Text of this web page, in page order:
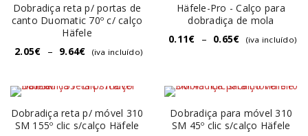
Dobradiça reta p/ portas de
canto Duomatic 70º c/ calço
Häfele
2.05€ – 9.64€ (iva incluído)
Häfele-Pro - Calço para
dobradiça de mola
0.11€ – 0.65€ (iva incluído)
Dobradiça reta p/ móvel 310
SM 155º clic s/calço Häfele
Dobradiça para móvel 310
SM 45º clic s/calço Häfele